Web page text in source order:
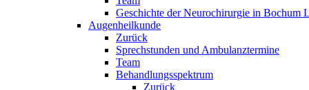
Geschichte der Neurochirurgie in Bochum
Augenheilkunde
Zurück
Sprechstunden und Ambulanztermine
Team
Behandlungsspektrum
Zurück